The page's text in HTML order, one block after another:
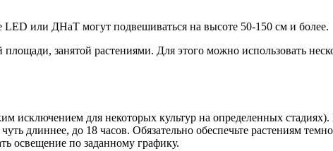
или ДНаТ могут подвешиваться на высоте 50-150 см и более.
занятой растениями. Для этого можно использовать
исключением для некоторых культур на определенных
длиннее, до 18 часов. Обязательно обеспечьте растениям
освещение по заданному графику.